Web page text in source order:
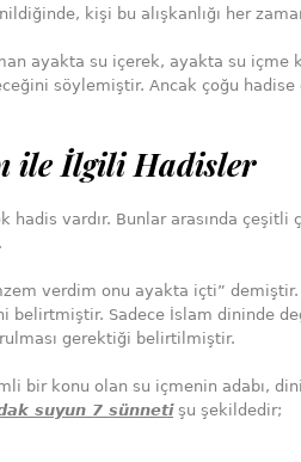
kişi bu alışkanlığı her
ayakta su içerek, ayakta su içme
söylemiştir. Ancak çoğu
ile İlgili Hadisler
hadis vardır. Bunlar arasında
verdim onu ayakta içti”
belirtmiştir. Sadece İslam dininde
gerektiği belirtilmiştir.
bir konu olan su içmenin adabı,
suyun 7 sünnetişu şekildedir;